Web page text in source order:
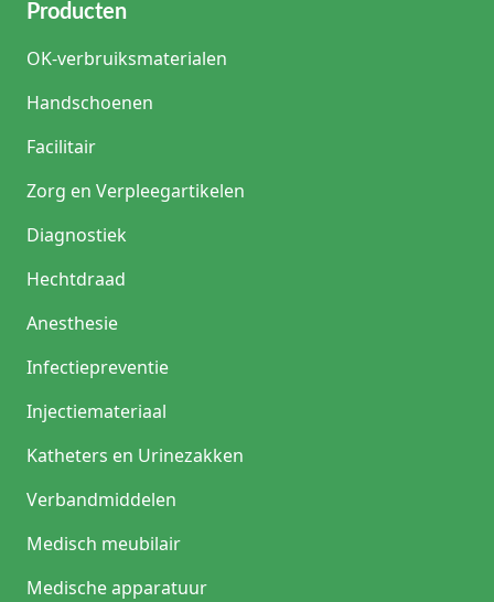
Producten
OK-verbruiksmaterialen
Handschoenen
Facilitair
Zorg en Verpleegartikelen
Diagnostiek
Hechtdraad
Anesthesie
Infectiepreventie
Injectiemateriaal
Katheters en Urinezakken
Verbandmiddelen
Medisch meubilair
Medische apparatuur